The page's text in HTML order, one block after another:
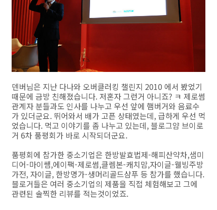
덴버님은 지난 다나와 오버클러킹 챌린지 2010 에서 봤었기
때문에 금방 친해졌습니다. 저혼자 그런거 아니죠? ㅋ 제로썸
관계자 분들과도 인사를 나누고 우선 앞에 햄버거와 음료수
가 있더군요. 뛰어와서 배가 고픈 상태였는데, 급하게 우선 먹
었습니다. 먹고 이야기를 좀 나누고 있는데, 블로그얌 브이로
거 6차 품평회가 바로 시작되더군요.
품평회에 참가한 중소기업은 한방발효법제-해피산약차,샘미
디어-마이쌤,에이팩-제로썸,클렘본-캐치맘,자이글-웰빙주방
가전, 자이글, 한방명가-생머리골드샴푸 등 참가를 했습니다.
블로거들은 여러 중소기업의 제품을 직접 체험해보고 그에
관련된 솔찍한 리뷰를 적는것이었죠.